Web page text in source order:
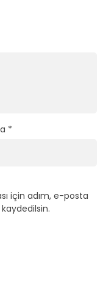
*
için adım, e-posta